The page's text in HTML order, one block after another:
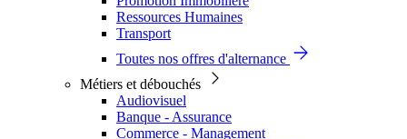
Ressources Humaines
Transport
Toutes nos offres d'alternance
Métiers et débouchés
Audiovisuel
Banque - Assurance
Commerce - Management